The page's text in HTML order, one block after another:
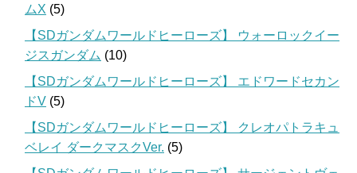
ムX (5)
【SDガンダムワールドヒーローズ】 ウォーロックイー
ジスガンダム (10)
【SDガンダムワールドヒーローズ】 エドワードセカン
ドV (5)
【SDガンダムワールドヒーローズ】 クレオパトラキュ
ベレイ ダークマスクVer. (5)